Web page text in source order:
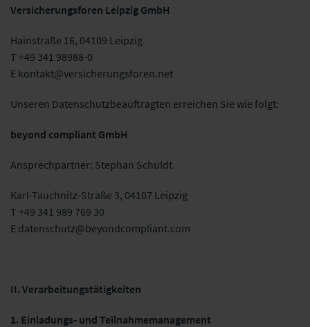
Versicherungsforen Leipzig GmbH
Hainstraße 16, 04109 Leipzig
T +49 341 98988-0
E kontakt@versicherungsforen.net
Unseren Datenschutzbeauftragten erreichen Sie wie folgt:
beyond compliant GmbH
Ansprechpartner: Stephan Schuldt
Karl-Tauchnitz-Straße 3, 04107 Leipzig
T +49 341 989 769 30
E datenschutz@beyondcompliant.com
II. Verarbeitungstätigkeiten
1. Einladungs- und Teilnahmemanagement